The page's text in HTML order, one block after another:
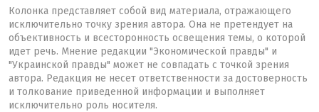
Колонка представляет собой вид материала, отражающего
исключительно точку зрения автора. Она не претендует на
объективность и всесторонность освещения темы, о которой
идет речь. Мнение редакции "Экономической правды" и
"Украинской правды" может не совпадать с точкой зрения
автора. Редакция не несет ответственности за достоверность
и толкование приведенной информации и выполняет
исключительно роль носителя.